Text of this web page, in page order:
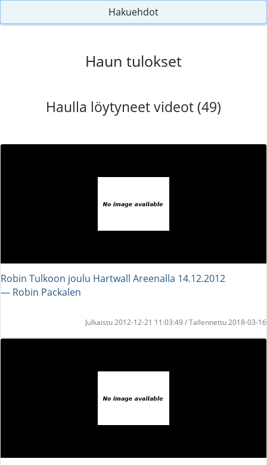
Hakuehdot
Haun tulokset
Haulla löytyneet videot (49)
Robin Tulkoon joulu Hartwall Areenalla 14.12.2012
― Robin Packalen
Julkaistu 2012-12-21 11:03:49 / Tallennettu 2018-03-16